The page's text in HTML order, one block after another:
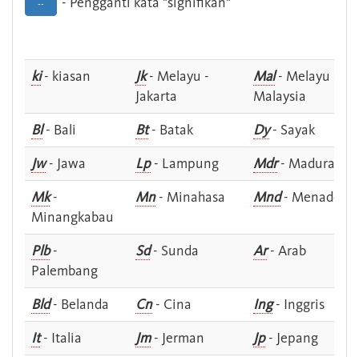
--
ki- kiasan Jk- Melayu -
Jakarta
Mal- Melayu -
Malaysia
Bl- Bali Bt- Batak Dy- Sayak
Jw- Jawa Lp- Lampung Mdr- Madura
Mk-
Minangkabau
Mn- Minahasa Mnd- Menado
Plb-
Palembang
Sd- Sunda Ar- Arab
Bld- Belanda Cn- Cina Ing- Inggris
It- Italia Jm- Jerman Jp- Jepang